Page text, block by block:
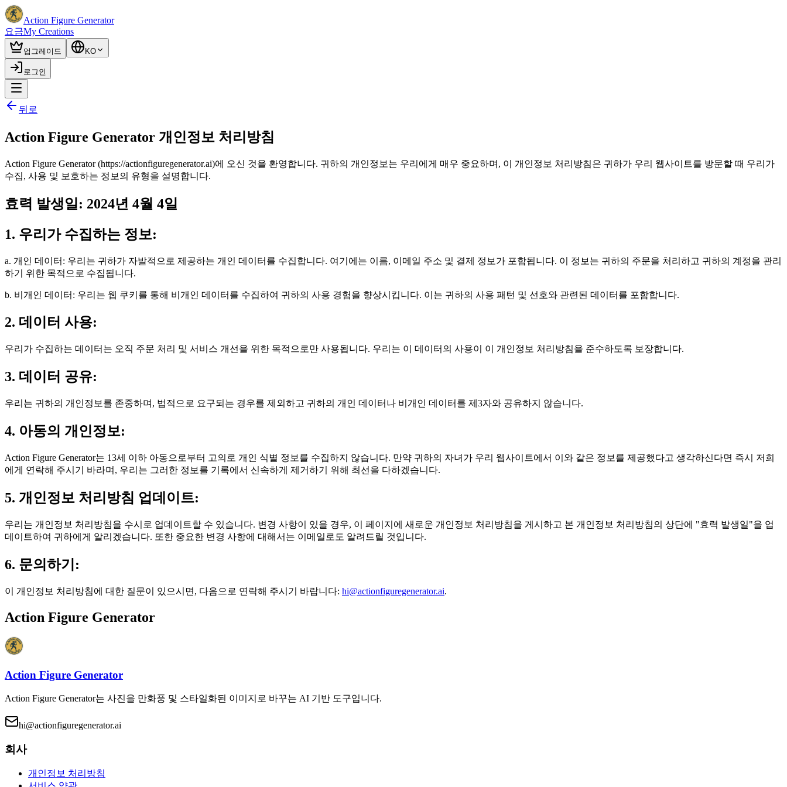
Action Figure Generator
요금My Creations
업그레이드 KO
로그인
뒤로
Action Figure Generator 개인정보 처리방침
Action Figure Generator (https://actionfiguregenerator.ai)에 오신 것을 환영합니다. 귀하의 개인정보는 우리에게 매우 중요하며, 이 개인정보 처리방침은 귀하가 우리 웹사이트를 방문할 때 우리가
수집, 사용 및 보호하는 정보의 유형을 설명합니다.
효력 발생일: 2024년 4월 4일
1. 우리가 수집하는 정보:
a. 개인 데이터: 우리는 귀하가 자발적으로 제공하는 개인 데이터를 수집합니다. 여기에는 이름, 이메일 주소 및 결제 정보가 포함됩니다. 이 정보는 귀하의 주문을 처리하고 귀하의 계정을 관리
하기 위한 목적으로 수집됩니다.
b. 비개인 데이터: 우리는 웹 쿠키를 통해 비개인 데이터를 수집하여 귀하의 사용 경험을 향상시킵니다. 이는 귀하의 사용 패턴 및 선호와 관련된 데이터를 포함합니다.
2. 데이터 사용:
우리가 수집하는 데이터는 오직 주문 처리 및 서비스 개선을 위한 목적으로만 사용됩니다. 우리는 이 데이터의 사용이 이 개인정보 처리방침을 준수하도록 보장합니다.
3. 데이터 공유:
우리는 귀하의 개인정보를 존중하며, 법적으로 요구되는 경우를 제외하고 귀하의 개인 데이터나 비개인 데이터를 제3자와 공유하지 않습니다.
4. 아동의 개인정보:
Action Figure Generator는 13세 이하 아동으로부터 고의로 개인 식별 정보를 수집하지 않습니다. 만약 귀하의 자녀가 우리 웹사이트에서 이와 같은 정보를 제공했다고 생각하신다면 즉시 저희
에게 연락해 주시기 바라며, 우리는 그러한 정보를 기록에서 신속하게 제거하기 위해 최선을 다하겠습니다.
5. 개인정보 처리방침 업데이트:
우리는 개인정보 처리방침을 수시로 업데이트할 수 있습니다. 변경 사항이 있을 경우, 이 페이지에 새로운 개인정보 처리방침을 게시하고 본 개인정보 처리방침의 상단에 "효력 발생일"을 업
데이트하여 귀하에게 알리겠습니다. 또한 중요한 변경 사항에 대해서는 이메일로도 알려드릴 것입니다.
6. 문의하기:
이 개인정보 처리방침에 대한 질문이 있으시면, 다음으로 연락해 주시기 바랍니다: hi@actionfiguregenerator.ai.
Action Figure Generator
Action Figure Generator
Action Figure Generator는 사진을 만화풍 및 스타일화된 이미지로 바꾸는 AI 기반 도구입니다.
hi@actionfiguregenerator.ai
회사
개인정보 처리방침